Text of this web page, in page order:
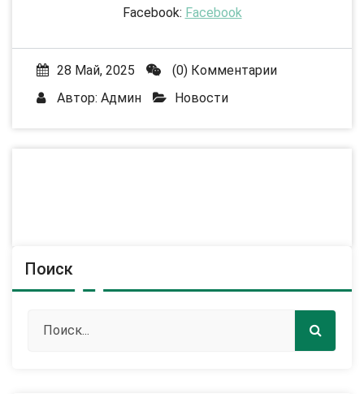
Facebook: Facebook
28 Май, 2025
(0) Комментарии
Автор: Админ Новости
Поиск